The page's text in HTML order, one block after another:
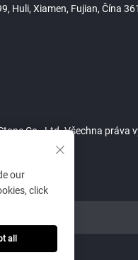
Huli, Xiamen, Fujian, Čína
Co., Ltd. Všechna práva
our
click
all